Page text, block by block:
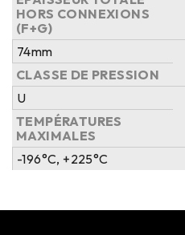
HORS CONNEXIONS
(F+G)
74mm
CLASSE DE PRESSION
U
TEMPÉRATURES
MAXIMALES
-196°C, +225°C